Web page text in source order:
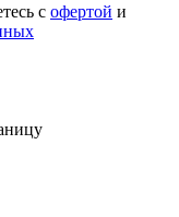
с офертой и